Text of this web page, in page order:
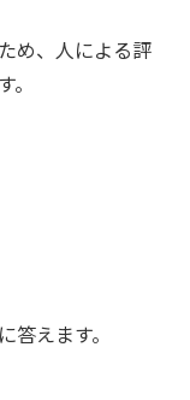
め、人による評
えます。